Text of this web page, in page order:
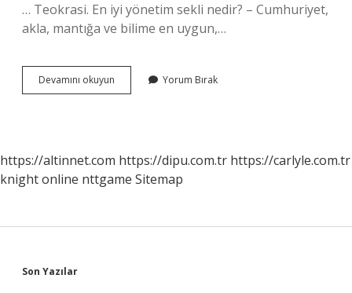
… Teokrasi. En iyi yönetim sekli nedir? – Cumhuriyet,
akla, mantığa ve bilime en uygun,…
Devamını okuyun
Tane
Yorum Bırak
https://altinnet.com https://dipu.com.tr https://carlyle.com.tr
knight online nttgame Sitemap
Sidebar
Son Yazılar